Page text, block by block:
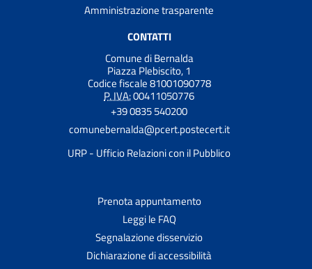
Amministrazione trasparente
CONTATTI
Comune di Bernalda
Piazza Plebiscito, 1
Codice fiscale 81001090778
P. IVA:00411050776
+39 0835 540200
comunebernalda@pcert.postecert.it
URP - Ufficio Relazioni con il Pubblico
Prenota appuntamento
Leggi le FAQ
Segnalazione disservizio
Dichiarazione di accessibilità